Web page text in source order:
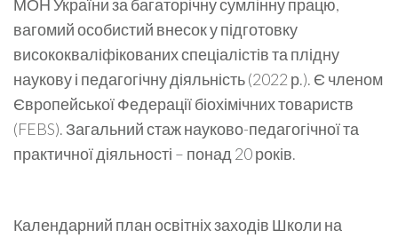
МОН України за багаторічну сумлінну працю,
вагомий особистий внесок у підготовку
висококваліфікованих спеціалістів та плідну
наукову і педагогічну діяльність (2022 р.). Є членом
Європейської Федерації біохімічних товариств
(FEBS). Загальний стаж науково-педагогічної та
практичної діяльності – понад 20 років.
Календарний план освітніх заходів Школи на